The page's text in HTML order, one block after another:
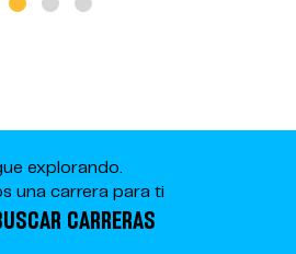
explorando.
una carrera para ti
CARRERAS